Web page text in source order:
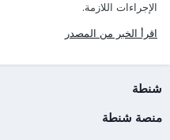
الإجراءات اللازمة.
اقرأ الخبر من المصدر
شنطة
منصة شنطة